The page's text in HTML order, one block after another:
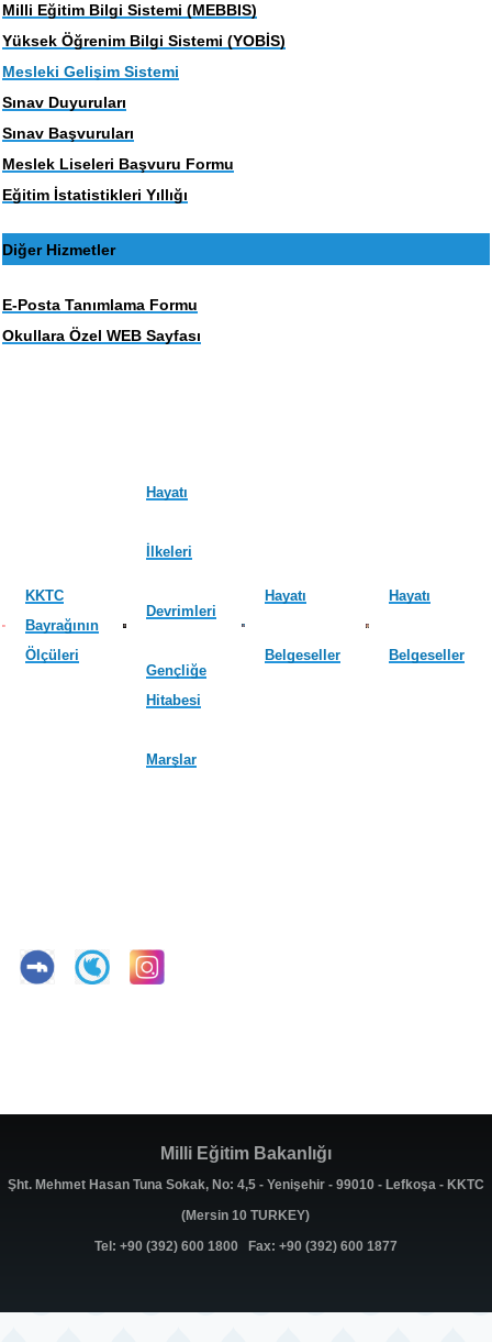
Milli Eğitim Bilgi Sistemi (MEBBIS)
Yüksek Öğrenim Bilgi Sistemi (YOBİS)
Mesleki Gelişim Sistemi
Sınav Duyuruları
Sınav Başvuruları
Meslek Liseleri Başvuru Formu
Eğitim İstatistikleri Yıllığı
Diğer Hizmetler
E-Posta Tanımlama Formu
Okullara Özel WEB Sayfası
KKTC
Bayrağının
Ölçüleri
Hayatı
İlkeleri
Devrimleri
Gençliğe
Hitabesi
Marşlar
Hayatı
Belgeseller
Hayatı
Belgeseller
Milli Eğitim Bakanlığı
Şht. Mehmet Hasan Tuna Sokak, No: 4,5 - Yenişehir - 99010 - Lefkoşa - KKTC
(Mersin 10 TURKEY)
Tel: +90 (392) 600 1800 Fax: +90 (392) 600 1877